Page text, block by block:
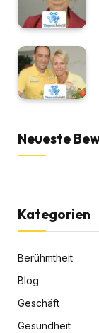
Neueste
Kategorien
Berühmtheit
Blog
Geschäft
Gesundheit